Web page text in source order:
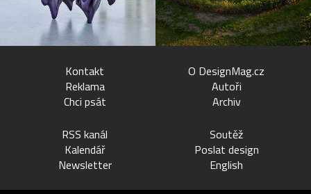
Kontakt
Reklama
Chci psát
O DesignMag.cz
Autoři
Archiv
RSS kanál
Kalendář
Newsletter
Soutěž
Poslat design
English